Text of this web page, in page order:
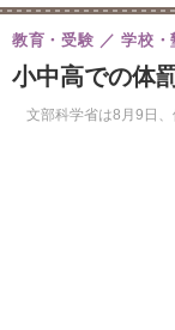
小中高での体
文部科学省は8月9日、
教育・受験 学校・